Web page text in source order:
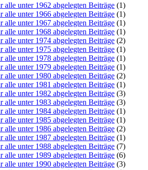
(1)
(1)
(1)
(1)
(2)
(1)
(1)
(1)
(2)
(1)
(3)
(3)
(1)
(1)
(2)
(1)
(7)
(6)
(3)